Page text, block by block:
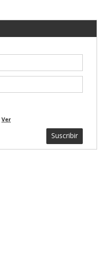
Ver
Suscribir